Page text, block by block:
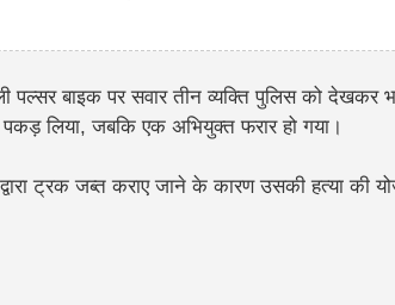
बाइक पर सवार तीन व्यक्ति पुलिस को देखकर
पकड़ लिया, जबकि एक अभियुक्त फरार हो गया।
ट्रक जब्त कराए जाने के कारण उसकी हत्या की